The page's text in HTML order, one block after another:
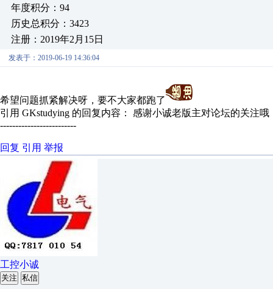
年度积分：94
历史总积分：3423
注册：2019年2月15日
发表于：2019-06-19 14:36:04
希望问题抓紧解决呀，要不大家都跑了
引用 GKstudying 的回复内容： 感谢小诚老版主对论坛的关注
-------------------------
回复 引用 举报
工控小诚
关注 私信